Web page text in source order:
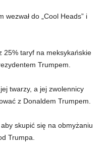
do „Cool Heads” i
25% taryf na meksykańskie
Trumpem.
twarzy, a jej zwolennicy
z Donaldem Trumpem.
skupić się na obmyżaniu
Trumpa.